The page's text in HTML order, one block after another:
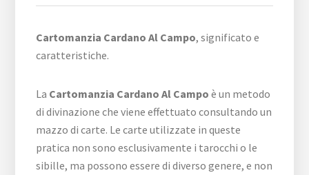
Cartomanzia Cardano Al Campo, significato e
caratteristiche.
La Cartomanzia Cardano Al Campo è un metodo
di divinazione che viene effettuato consultando un
mazzo di carte. Le carte utilizzate in queste
pratica non sono esclusivamente i tarocchi o le
sibille, ma possono essere di diverso genere, e non